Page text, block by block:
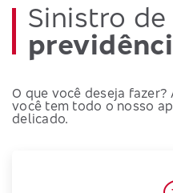
Sinistro
O que você deseja fazer?
você tem todo o nosso
delicado.